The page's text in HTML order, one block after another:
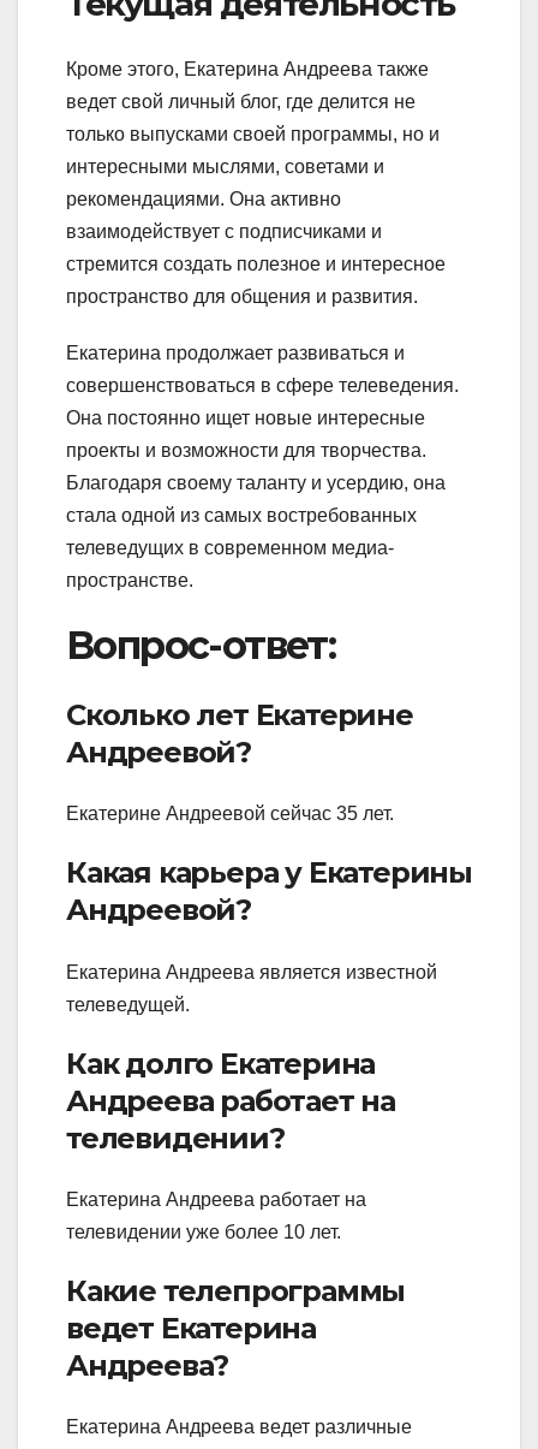
Кроме этого, Екатерина Андреева также
ведет свой личный блог, где делится не
только выпусками своей программы, но и
интересными мыслями, советами и
рекомендациями. Она активно
взаимодействует с подписчиками и
стремится создать полезное и интересное
пространство для общения и развития.
Екатерина продолжает развиваться и
совершенствоваться в сфере телеведения.
Она постоянно ищет новые интересные
проекты и возможности для творчества.
Благодаря своему таланту и усердию, она
стала одной из самых востребованных
телеведущих в современном медиа-
пространстве.
Вопрос-ответ:
Сколько лет Екатерине
Андреевой?
Екатерине Андреевой сейчас 35 лет.
Какая карьера у Екатерины
Андреевой?
Екатерина Андреева является известной
телеведущей.
Как долго Екатерина
Андреева работает на
телевидении?
Екатерина Андреева работает на
телевидении уже более 10 лет.
Какие телепрограммы
ведет Екатерина
Андреева?
Екатерина Андреева ведет различные